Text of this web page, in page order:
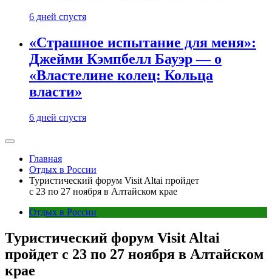
6 дней спустя
«Страшное испытание для меня»:
Джейми Кэмпбелл Бауэр — о
«Властелине колец: Кольца
власти»
6 дней спустя
Главная
Отдых в России
Туристический форум Visit Altai пройдет
с 23 по 27 ноября в Алтайском крае
Отдых в России
Туристический форум Visit Altai
пройдет с 23 по 27 ноября в Алтайском
крае